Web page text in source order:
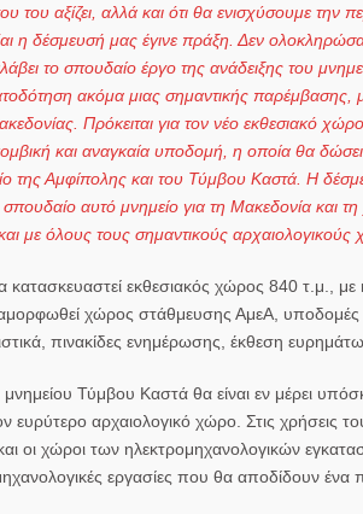
του αξίζει, αλλά και ότι θα ενισχύσουμε
η δέσμευσή μας έγινε πράξη. Δεν
το σπουδαίο έργο της ανάδειξης του
ακόμα μιας σημαντικής
Πρόκειται για τον νέο εκθεσιακό
και αναγκαία υποδομή, η οποία θα
της Αμφίπολης και του Τύμβου Καστά. Η
σπουδαίο αυτό μνημείο για τη Μακεδονία και
με όλους τους σημαντικούς
κατασκευαστεί εκθεσιακός χώρος 840 τ.μ., με
χώρος στάθμευσης ΑμεΑ,
πινακίδες ενημέρωσης, έκθεση
Τύμβου Καστά θα είναι εν μέρει
ευρύτερο αρχαιολογικό χώρο. Στις χρήσεις
οι χώροι των ηλεκτρομηχανολογικών
εργασίες που θα αποδίδουν ένα